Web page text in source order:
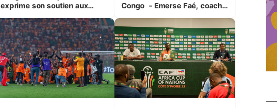
exprime son soutien aux
Congo - Emerse Faé, coach
On va jouer à fond »